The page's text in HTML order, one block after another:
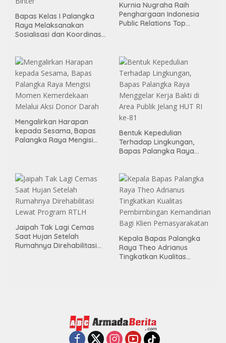
Bapas Kelas I Palangka
Raya Melaksanakan
Sosialisasi dan Koordinasi
Kurnia Nugraha Raih
Penghargaan Indonesia
Public Relations Top
Mengalirkan Harapan
kepada Sesama, Bapas
Palangka Raya Mengisi
Bentuk Kepedulian
Terhadap Lingkungan,
Bapas Palangka Raya
ke-81
Jaipah Tak Lagi Cemas
Saat Hujan Setelah
Rumahnya Direhabilitasi
Kepala Bapas Palangka
Raya Theo Adrianus
Tingkatkan Kualitas